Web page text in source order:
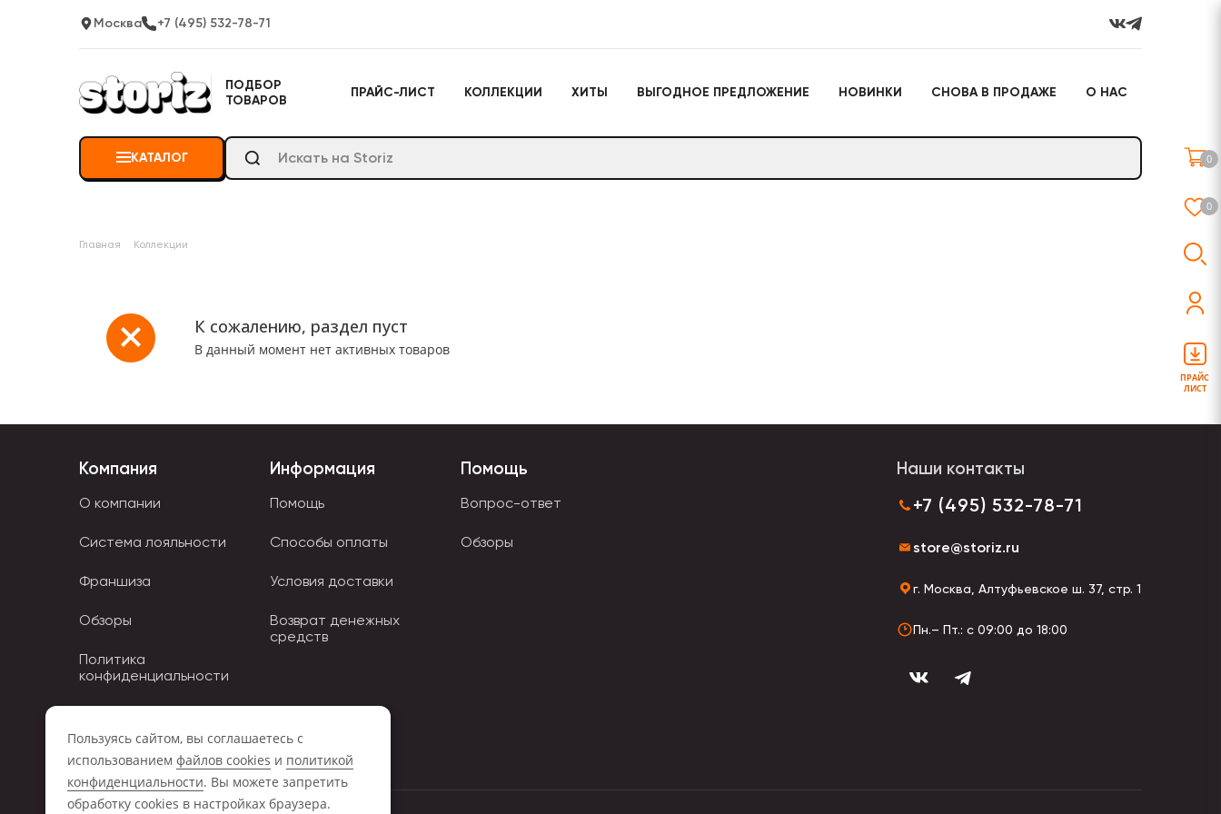
Москва +7 (495) 532-78-71
ПОДБОР
ТОВАРОВ
ПРАЙС-ЛИСТ КОЛЛЕКЦИИ ХИТЫ ВЫГОДНОЕ ПРЕДЛОЖЕНИЕ НОВИНКИ СНОВА В ПРОДАЖЕ О НАС
КАТАЛОГ
Антистрессы
Мягкие игрушки
Игрушки
Actiontoys
Антистрессы
Игрушки для активного
Мягкие брелоки
Настольные игры
Подарочные наборы
Слайм
Главная Коллекции
К сожалению, раздел пуст
В данный момент нет активных товаров
Компания
О компании
Система лояльности
Франшиза
Обзоры
Политика
конфиденциальности
Информация
Помощь
Способы оплаты
Условия доставки
Возврат денежных
средств
Помощь
Вопрос-ответ
Обзоры
Наши контакты
+7 (495) 532-78-71
store@storiz.ru
г. Москва, Алтуфьевское ш. 37, стр. 1
Пн.– Пт.: с 09:00 до 18:00
0
0
ПРАЙС
ЛИСТ
Пользуясь сайтом, вы соглашаетесь с
использованием файлов cookies и политикой
конфиденциальности. Вы можете запретить
обработку сookies в настройках браузера.